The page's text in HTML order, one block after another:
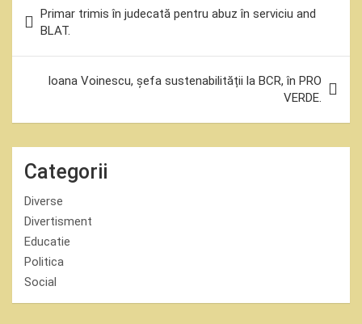
în
articole
Primar trimis în judecată pentru abuz în serviciu and
BLAT.
Ioana Voinescu, șefa sustenabilității la BCR, în PRO
VERDE.
Categorii
Diverse
Divertisment
Educatie
Politica
Social